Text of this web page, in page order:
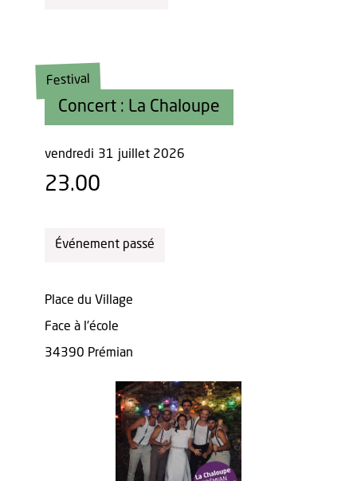
Concert : La Chaloupe
Festival
vendredi 31 juillet 2026
23.00
Événement passé
Place du Village
Face à l'école
34390 Prémian